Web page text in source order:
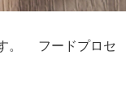
。 フードプロセ